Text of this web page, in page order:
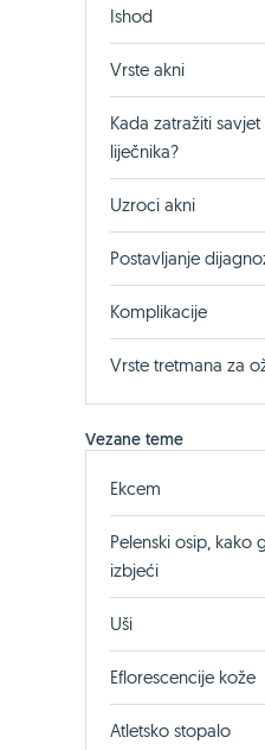
Ishod
Vrste akni
Kada zatražiti savjet
liječnika?
Uzroci akni
Postavljanje
Komplikacije
Vrste tretmana za
Vezane teme
Ekcem
Pelenski osip, kako
izbjeći
Uši
Eflorescencije kože
Atletsko stopalo